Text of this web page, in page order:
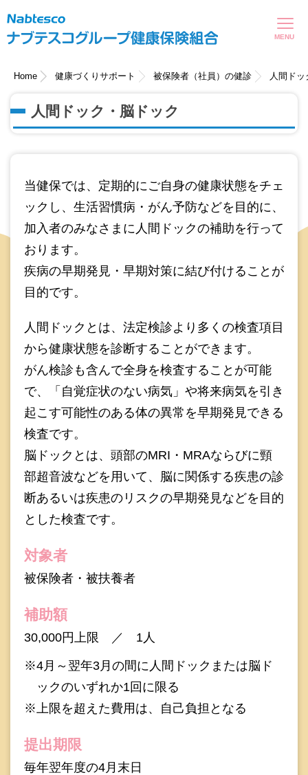
Home 健康づくりサポート 被保険者（社員）の健診 人間ド
人間ドック・脳ドック
当健保では、定期的にご自身の健康状態をチェ
ックし、生活習慣病・がん予防などを目的に、
加入者のみなさまに人間ドックの補助を行って
おります。
疾病の早期発見・早期対策に結び付けることが
目的です。
人間ドックとは、法定検診より多くの検査項目
から健康状態を診断することができます。
がん検診も含んで全身を検査することが可能
で、「自覚症状のない病気」や将来病気を引き
起こす可能性のある体の異常を早期発見できる
検査です。
脳ドックとは、頭部のMRI・MRAならびに頸
部超音波などを用いて、脳に関係する疾患の診
断あるいは疾患のリスクの早期発見などを目的
とした検査です。
対象者
被保険者・被扶養者
補助額
30,000円上限 ／ 1人
※4月～翌年3月の間に人間ドックまたは脳ド
ックのいずれか1回に限る
※上限を超えた費用は、自己負担となる
提出期限
毎年翌年度の4月末日